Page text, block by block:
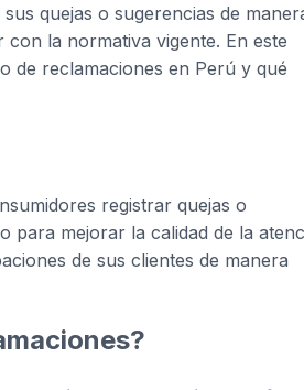
quejas o sugerencias de
la normativa vigente. En este
de reclamaciones en Perú y qué
registrar quejas o
para mejorar la calidad de la
de sus clientes de manera